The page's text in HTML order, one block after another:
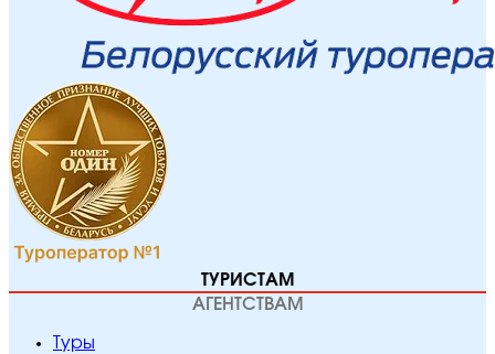
ТУРИСТАМ
АГЕНТСТВАМ
Туры